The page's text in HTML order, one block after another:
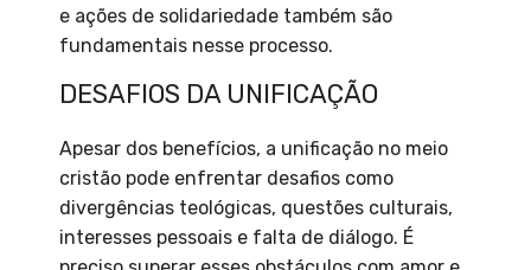
e ações de solidariedade também são
fundamentais nesse processo.
DESAFIOS DA UNIFICAÇÃO
Apesar dos benefícios, a unificação no meio
cristão pode enfrentar desafios como
divergências teológicas, questões culturais,
interesses pessoais e falta de diálogo. É